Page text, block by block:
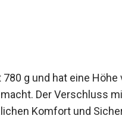
g und hat eine
Der Verschluss
für zusätzlichen